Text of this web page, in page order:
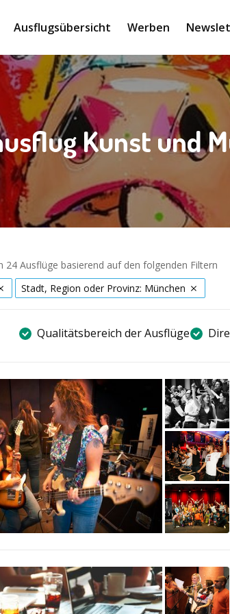
Ausflugsübersicht Werben
Kunst und
24 Ausflüge basierend auf den folgenden Filtern
Stadt, Region oder Provinz: München
Qualitätsbereich der Ausflüge